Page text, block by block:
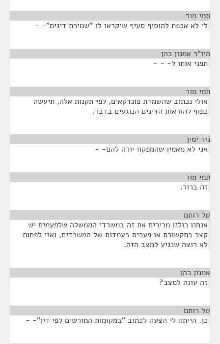
מור ¶
לא אכפת להוסיף סעיף שיקראו לו "שמירת דינים"- -
אמנון כהן
אותו ל- - -
מור ¶
נכתוב שהשמדת פונדקאים, לפי תקנות אלה, תיעשה
להוראות הדינים הנוגעים בדבר.
ימין ¶
לא מאמין שהמפקח יורה להם- -
מור ¶
ברור.
רותם¶
כולנו מכירים את זה במשרדי הממשלה שלפעמים יש
בתקשורת או פערים בעמדות של המשרדים, ואני לפחות
רוצה שנגיע למצב הזה.
כהן
עונה למצב?
רותם¶
הייתה לי הצעה לכתוב "במקומות המורשים לפי דין"- -